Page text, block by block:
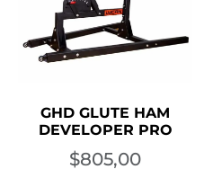
GHD GLUTE HAM
DEVELOPER PRO
$805,00